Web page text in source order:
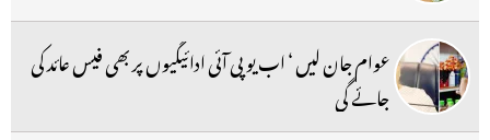
عوام جان لیں ‘ اب یو پی آئی ادائیگیوں پر بھی فیس عائد کی
جائے گی